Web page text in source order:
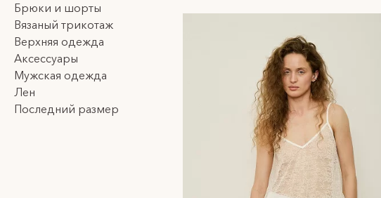
Брюки и шорты
Вязаный трикотаж
Верхняя одежда
Аксессуары
Мужская одежда
Лен
Последний размер
Приятные к телу натуральные
образов. Такие топы становятся
образ, не тратя время на выбор. В
цельный стиль.
FREEDOMTAG — это про одежду,
индивидуальностью.
женственно и гармонично каждый